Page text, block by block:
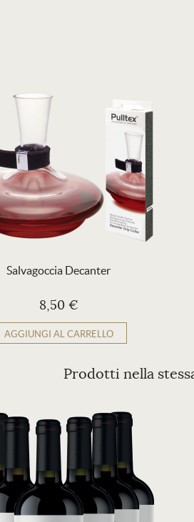
Salvagoccia Decanter
8,50 €
AGGIUNGI AL CARRELLO
Prodotti nella